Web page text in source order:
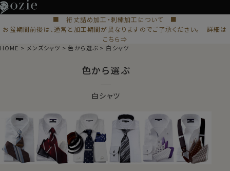
■ 裄丈詰め加工・刺繍加工について ■
お盆期間前後は、通常と加工期間が異なりますのでご了承ください。 詳細は
こちら⇒
HOME メンズシャツ 色から選ぶ 白シャツ
色から選ぶ
白シャツ